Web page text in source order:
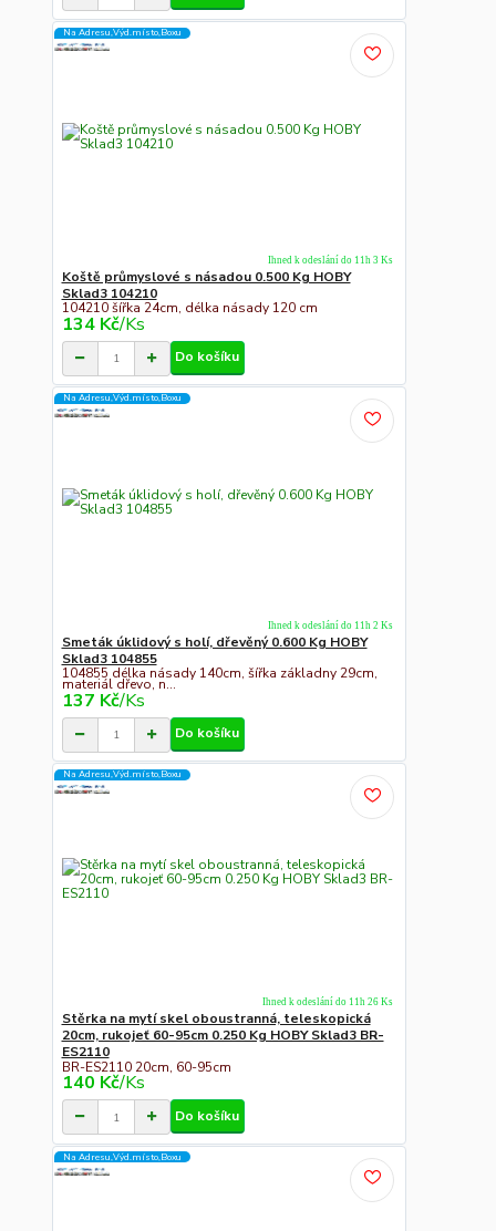
Na Adresu,Výd.místo,Boxu
Koště průmyslové s násadou 0.500 Kg HOBY
Sklad3 104210
104210 šířka 24cm, délka násady 120 cm
134 Kč/Ks
Ihned k odeslání do 11h 3 Ks
Do košíku
Na Adresu,Výd.místo,Boxu
Smeták úklidový s holí, dřevěný 0.600 Kg HOBY
Sklad3 104855
104855 délka násady 140cm, šířka základny 29cm,
materiál dřevo, n...
137 Kč/Ks
Ihned k odeslání do 11h 2 Ks
Do košíku
Na Adresu,Výd.místo,Boxu
Stěrka na mytí skel oboustranná, teleskopická
20cm, rukojeť 60-95cm 0.250 Kg HOBY Sklad3 BR-
ES2110
BR-ES2110 20cm, 60-95cm
140 Kč/Ks
Ihned k odeslání do 11h 26 Ks
Do košíku
Na Adresu,Výd.místo,Boxu